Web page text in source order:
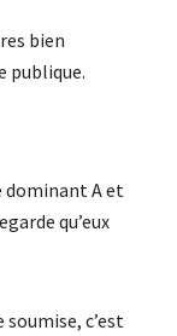
bien
publique.
dominant A et
qu’eux
c’est